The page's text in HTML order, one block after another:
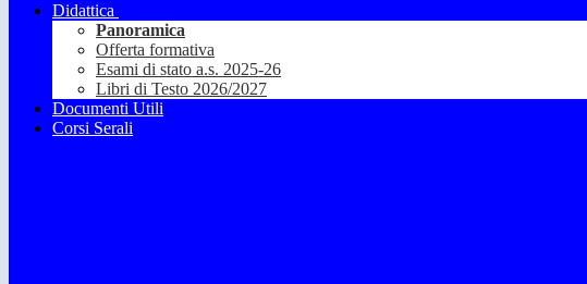
Didattica
Panoramica
Offerta formativa
Esami di stato a.s. 2025-26
Libri di Testo 2026/2027
Documenti Utili
Corsi Serali